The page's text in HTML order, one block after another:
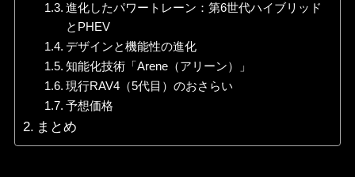
進化したパワートレーン：第6世代ハイブリッド
とPHEV
デザインと機能性の進化
知能化技術「Arene（アリーン）」
現行RAV4（5代目）のおさらい
予想価格
まとめ